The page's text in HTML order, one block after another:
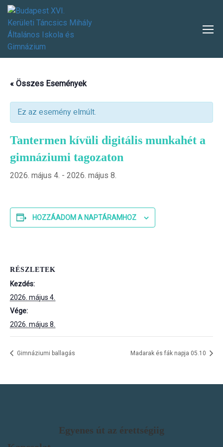
« Összes Események
Ez az esemény elmúlt.
Tantermen kívüli digitális munkahét a
gimnáziumi tagozaton
2026. május 4. - 2026. május 8.
HOZZÁADOM A NAPTÁRAMHOZ
RÉSZLETEK
Kezdés:
2026. május 4.
Vége:
2026. május 8.
Gimnáziumi ballagás Madarak és fák napja 05.10
Egyenes út az érettségiig